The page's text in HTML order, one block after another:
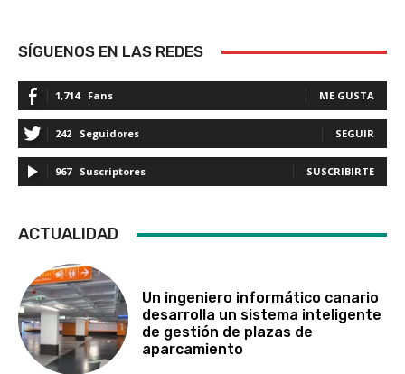
SÍGUENOS EN LAS REDES
1,714 Fans ME GUSTA
242 Seguidores SEGUIR
967 Suscriptores SUSCRIBIRTE
ACTUALIDAD
Un ingeniero informático canario
desarrolla un sistema inteligente
de gestión de plazas de
aparcamiento